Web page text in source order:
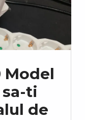
Model
sa-ti
de